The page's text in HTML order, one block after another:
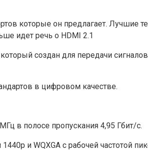
которые он предлагает. Лучшие
идет речь о HDMI 2.1
создан для передачи
в цифровом качестве.
в полосе пропускания 4,95 Гбит/с.
и WQXGA с рабочей частотой